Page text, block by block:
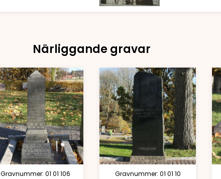
Närliggande gravar
Gravnummer: 01 01 106 Gravnummer: 01 01 10